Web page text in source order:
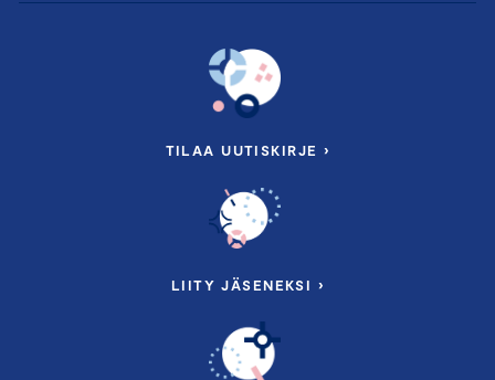
TILAA UUTISKIRJE ›
LIITY JÄSENEKSI ›